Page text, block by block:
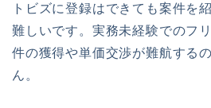
トビズに登録はできても案件を
難しいです。実務未経験でのフ
件の獲得や単価交渉が難航する
ん。